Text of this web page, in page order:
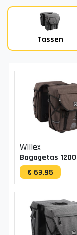
Tassen
Willex
€ 69,95